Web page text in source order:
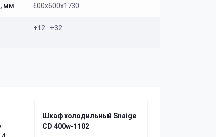
мм 600х600х1730
+12…+32
Шкаф холодильный Snaige
CD 400w-1102